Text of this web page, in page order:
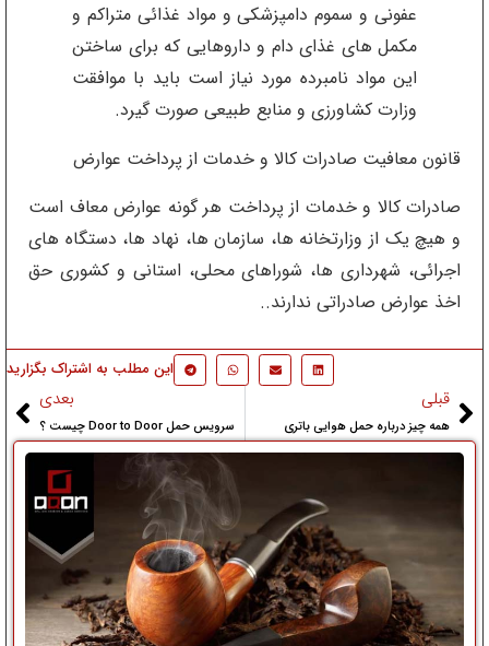
عفونی و سموم دامپزشکی و مواد غذائی متراکم و
مکمل های غذای دام و داروهایی که برای ساختن
این مواد نامبرده مورد نیاز است باید با موافقت
وزارت کشاورزی و منابع طبیعی صورت گیرد.
قانون معافیت صادرات کالا و خدمات از پرداخت عوارض
صادرات کالا و خدمات از پرداخت هر گونه عوارض معاف است
و هیچ یک از وزارتخانه ها، سازمان ها، نهاد ها، دستگاه های
اجرائی، شهرداری ها، شوراهای محلی، استانی و کشوری حق
اخذ عوارض صادراتی ندارند..
این مطلب به اشتراک بگزارید
قبلی
همه چیز درباره حمل هوایی باتری
بعدی
سرویس حمل Door to Door چیست ؟